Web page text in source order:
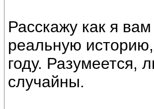
Расскажу как я
реальную
году. Разумеется,
случайны.